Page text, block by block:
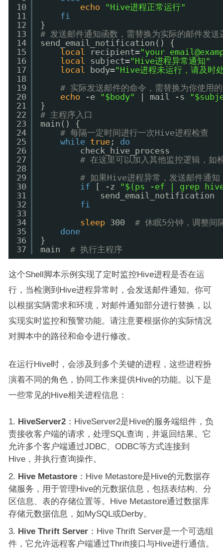
10
11
12
13
14
15
16
17
18
19
20
21
22
23
24
25
26
27
28
29
30
31
32
33
34
35
36
37
echo
"Hive进程正常运行"
fi
}
# 发送邮件通知函数，需替换为实际的邮件发送
send_email_notification() {
local
recipient=
local
subject="Hive进程异常通知"
local
body="Hive进程未运行，请及时
# 实际发送邮件的命令，需替换为你使用
echo
-e "$body" | mail -s
}
# 主程序入口
main() {
# 每隔一定时间进行一次Hive进程检查
while true ; do
check_hive_process
# 在这里可以加入其他监控逻辑，如
# 如果Hive进程异常，发送邮件通知
if
[ -z "$(ps -ef | grep
send_email_notification
fi
sleep 300 # 休眠5分钟，调整间
done
}
main # 执行主程序
这个Shell脚本示例实现了定时监控Hive进程是否在运
行，当检测到Hive进程异常时，会发送邮件通知。你可
以根据实陃需求和环境，对邮件通知部分进行替换，以
实现实时监控和预警功能。请注意要根据你的实际情况
对脚本中的路径和命令进行修改。
在运行Hive时，会涉及到多个关键的进程，这些进程扮
演着不同的角色，协同工作来提供Hive的功能。以下是
一些常见的Hive相关进程信息：
HiveServer2：HiveServer2是Hive的服务端组件，负
责接收客户端的请求，处理SQL查询，并返回结果。它
允许多个客户端通过JDBC、ODBC等方式连接到
Hive，并执行查询操作。
Hive Metastore：Hive Metastore是Hive的元数据存
储服务，用于管理Hive的元数据信息，包括表结构、分
区信息、表的存储位置等。Hive Metastore通过数据库
存储元数据信息，如MySQL或Derby。
Hive Thrift Server：Hive Thrift Server是一个可选组
件，它允许远程客户端通过Thrift接口与Hive进行通信。